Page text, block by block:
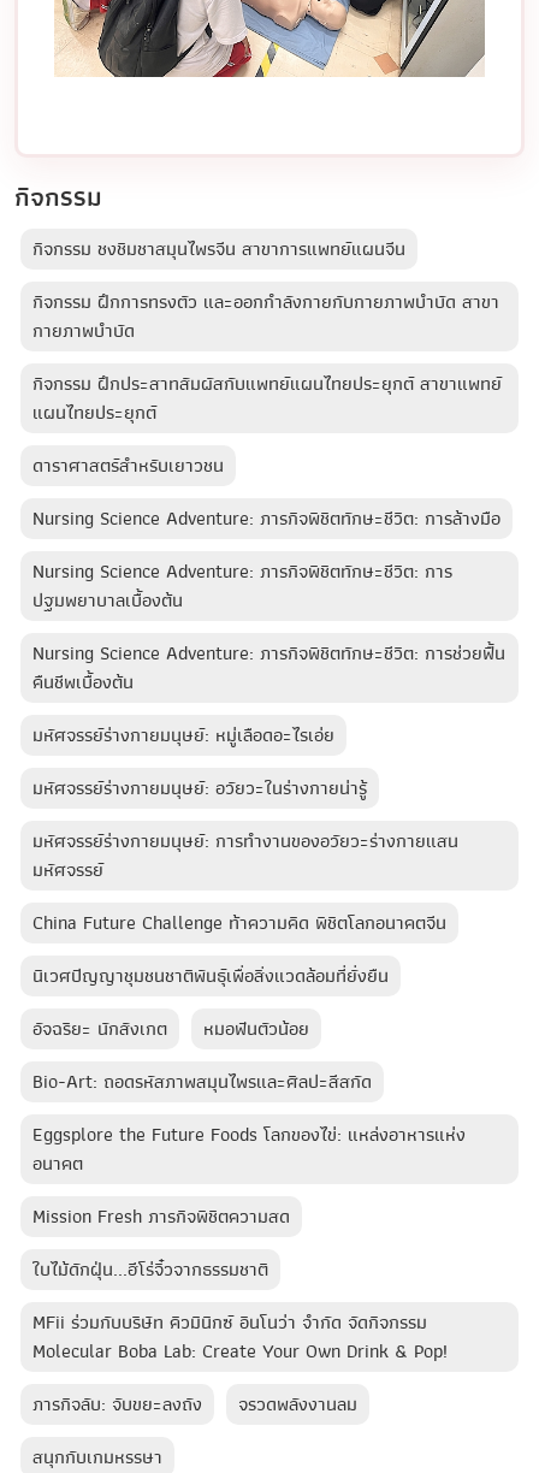
กิจกรรม
กิจกรรม ชงชิมชาสมุนไพรจีน สาขาการแพทย์แผนจีน
กิจกรรม ฝึกการทรงตัว และออกกำลังกายกับกายภาพบำบัด สาขา
กายภาพบำบัด
กิจกรรม ฝึกประสาทสัมผัสกับแพทย์แผนไทยประยุกต์ สาขาแพทย์
แผนไทยประยุกต์
ดาราศาสตร์สำหรับเยาวชน
Nursing Science Adventure: ภารกิจพิชิตทักษะชีวิต: การล้างมือ
Nursing Science Adventure: ภารกิจพิชิตทักษะชีวิต: การ
ปฐมพยาบาลเบื้องต้น
Nursing Science Adventure: ภารกิจพิชิตทักษะชีวิต: การช่วยฟื้น
คืนชีพเบื้องต้น
มหัศจรรย์ร่างกายมนุษย์: หมู่เลือดอะไรเอ่ย
มหัศจรรย์ร่างกายมนุษย์: อวัยวะในร่างกายน่ารู้
มหัศจรรย์ร่างกายมนุษย์: การทำงานของอวัยวะร่างกายแสน
มหัศจรรย์
China Future Challenge ท้าความคิด พิชิตโลกอนาคตจีน
นิเวศปัญญาชุมชนชาติพันธุ์เพื่อสิ่งแวดล้อมที่ยั่งยืน
อัจฉริยะ นักสังเกต
หมอฟันตัวน้อย
Bio-Art: ถอดรหัสภาพสมุนไพรและศิลปะสีสกัด
Eggsplore the Future Foods โลกของไข่: แหล่งอาหารแห่ง
อนาคต
Mission Fresh ภารกิจพิชิตความสด
ใบไม้ดักฝุ่น...ฮีโร่จิ๋วจากธรรมชาติ
MFii ร่วมกับบริษัท คิวมินิกซ์ อินโนว่า จำกัด จัดกิจกรรม
Molecular Boba Lab: Create Your Own Drink & Pop!
ภารกิจลับ: จับขยะลงถัง
จรวดพลังงานลม
สนุกกับเกมหรรษา